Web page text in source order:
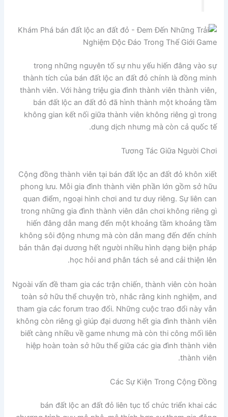
trong những nguyên tố sự nhu yếu hiến đâng vào sự
thành tích của bán đất lộc an đất đỏ chính là đồng minh
thành viên. Với hàng triệu gia đình thành viên thành viên,
bán đất lộc an đất đỏ đã hình thành một khoảng tầm
không gian kết nối giữa thành viên không riêng gì trong
dung dịch nhưng mà còn cả quốc tế.
Tương Tác Giữa Người Chơi
Cộng đồng thành viên tại bán đất lộc an đất đỏ khôn xiết
phong lưu. Mỗi gia đình thành viên phần lớn gồm sở hữu
quan điểm, ngoại hình chơi and tư duy riêng. Sự liên can
trong những gia đình thành viên dân chơi không riêng gì
hiến đâng dẫn mang đến một khoảng tầm khoảng tầm
không sôi động nhưng mà còn dẫn mang đến đến chính
bản thân đại dương hết người nhiều hình dạng biện pháp
học hỏi and phân tách sẻ and cải thiện lên.
Ngoài vấn đề tham gia các trận chiến, thành viên còn hoàn
toàn sở hữu thể chuyện trò, nhắc rằng kinh nghiệm, and
tham gia các forum trao đổi. Những cuộc trao đổi này vẫn
không còn riêng gì giúp đại dương hết gia đình thành viên
biết càng nhiều về game nhưng mà còn thi công mối liên
hiệp hoàn toàn sở hữu thể giữa các gia đình thành viên
thành viên.
Các Sự Kiện Trong Cộng Đồng
bán đất lộc an đất đỏ liên tục tổ chức triển khai các